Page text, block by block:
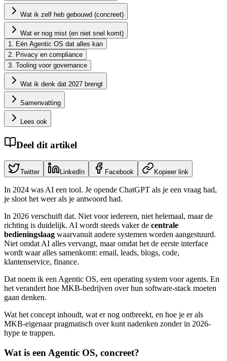
Wat ik zelf heb gebouwd (concreet)
Wat er nog mist (en niet snel komt)
1. Eén Agentic OS dat alles kan
2. Privacy en compliance
3. Tooling voor governance
Wat ik denk dat 2027 brengt
Samenvatting
Lees ook
Deel dit artikel
Twitter LinkedIn Facebook Kopieer link
In 2024 was AI een tool. Je opende ChatGPT als je een vraag had,
je sloot het weer als je antwoord had.
In 2026 verschuift dat. Niet voor iedereen, niet helemaal, maar de
richting is duidelijk. AI wordt steeds vaker de centrale
bedieningslaag waarvanuit andere systemen worden aangestuurd.
Niet omdat AI alles vervangt, maar omdat het de eerste interface
wordt waar alles samenkomt: email, leads, blogs, code,
klantenservice, finance.
Dat noem ik een Agentic OS, een operating system voor agents. En
het verandert hoe MKB-bedrijven over hun software-stack moeten
gaan denken.
Wat het concept inhoudt, wat er nog ontbreekt, en hoe je er als
MKB-eigenaar pragmatisch over kunt nadenken zonder in 2026-
hype te trappen.
Wat is een Agentic OS, concreet?